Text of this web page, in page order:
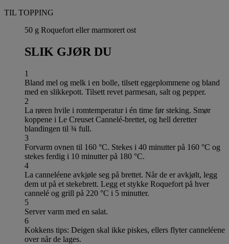
TIL TOPPING
50 g Roquefort eller marmorert ost
SLIK GJØR DU
1
Bland mel og melk i en bolle, tilsett eggeplommene og bland
med en slikkepott. Tilsett revet parmesan, salt og pepper.
2
La røren hvile i romtemperatur i én time før steking. Smør
koppene i Le Creuset Cannelé-brettet, og hell deretter
blandingen til ¾ full.
3
Forvarm ovnen til 160 °C. Stekes i 40 minutter på 160 °C og
stekes ferdig i 10 minutter på 180 °C.
4
La canneléene avkjøle seg på brettet. Når de er avkjølt, legg
dem ut på et stekebrett. Legg et stykke Roquefort på hver
cannelé og grill på 220 °C i 5 minutter.
5
Server varm med en salat.
6
Kokkens tips: Deigen skal ikke piskes, ellers flyter canneléene
over når de lages.